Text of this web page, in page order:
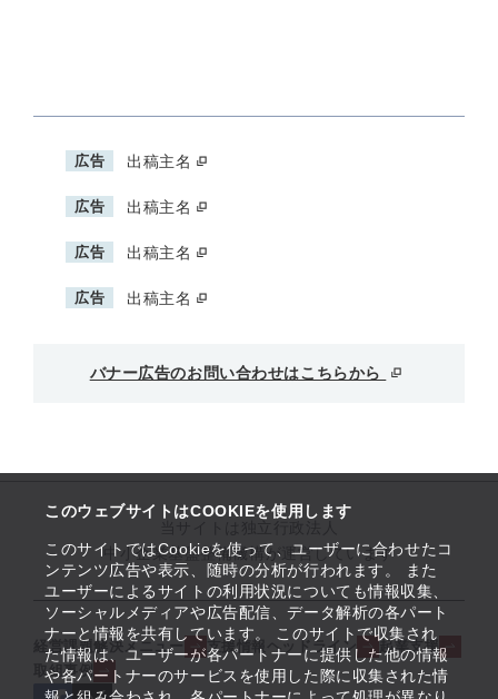
このウェブサイトはCOOKIEを使用します
このサイトではCookieを使って、ユーザーに合わせたコ
ンテンツ広告や表示、随時の分析が行われます。 また
ユーザーによるサイトの利用状況についても情報収集、
ソーシャルメディアや広告配信、データ解析の各パート
ナーと情報を共有しています。 このサイトで収集され
た情報は、ユーザーが各パートナーに提供した他の情報
や各パートナーのサービスを使用した際に収集された情
広告 出稿主名
広告 出稿主名
広告 出稿主名
広告 出稿主名
バナー広告のお問い合わせはこちらから
中小企業基盤整備機構が運営しています
経営課題解決メニュー 支援情報ヘッドライン
起業支援
取組事例